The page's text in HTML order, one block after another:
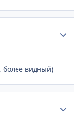
более видный)